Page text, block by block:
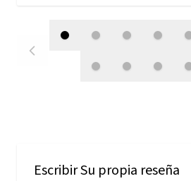
Escribir Su propia reseña